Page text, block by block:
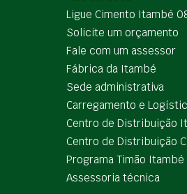
Ligue Cimento Itambé
Solicite um orçamento
Fale com um assessor
Fábrica da Itambé
Sede administrativa
Carregamento e
Centro de Distribuição
Centro de Distribuição
Programa Timão Itambé
Assessoria técnica